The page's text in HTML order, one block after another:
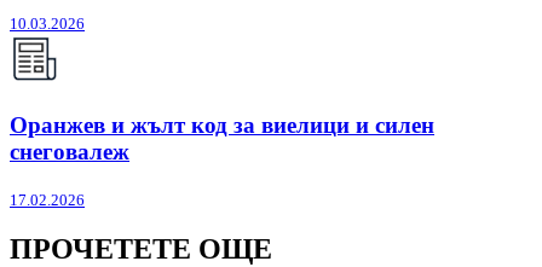
10.03.2026
Оранжев и жълт код за виелици и силен
снеговалеж
17.02.2026
ПРОЧЕТЕТЕ ОЩЕ